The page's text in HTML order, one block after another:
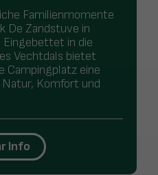
Familienmomente
De Zandstuve in
Eingebettet in die
Vechtdals bietet
Campingplatz eine
Komfort und
Info